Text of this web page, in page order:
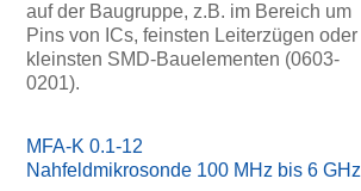
auf der Baugruppe, z.B. im Bereich um
Pins von ICs, feinsten Leiterzügen oder
kleinsten SMD-Bauelementen (0603-
0201).
MFA-K 0.1-12
Nahfeldmikrosonde 100 MHz bis 6 GHz